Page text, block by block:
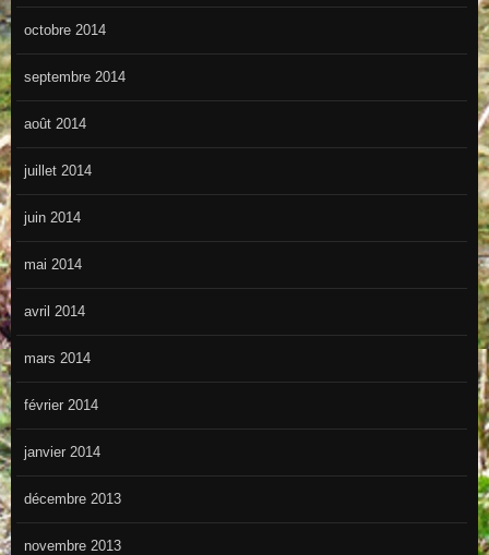
octobre 2014
septembre 2014
août 2014
juillet 2014
juin 2014
mai 2014
avril 2014
mars 2014
février 2014
janvier 2014
décembre 2013
novembre 2013